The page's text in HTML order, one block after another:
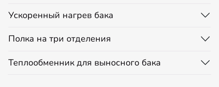
Ускоренный нагрев бака
Полка на три отделения
Теплообменник для выносного бака